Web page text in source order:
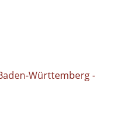
Württemberg -